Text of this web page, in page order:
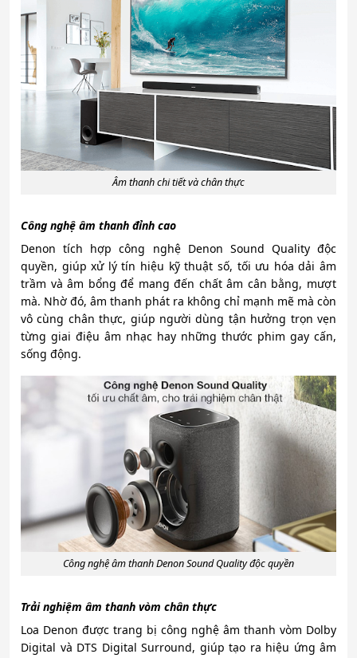
Âm thanh chi tiết và chân thực
Công nghệ âm thanh đỉnh cao
Denon tích hợp công nghệ Denon Sound Quality độc
quyền, giúp xử lý tín hiệu kỹ thuật số, tối ưu hóa dải âm
trầm và âm bổng để mang đến chất âm cân bằng, mượt
mà. Nhờ đó, âm thanh phát ra không chỉ mạnh mẽ mà còn
vô cùng chân thực, giúp người dùng tận hưởng trọn vẹn
từng giai điệu âm nhạc hay những thước phim gay cấn,
sống động.
Công nghệ âm thanh Denon Sound Quality độc quyền
Trải nghiệm âm thanh vòm chân thực
Loa Denon được trang bị công nghệ âm thanh vòm Dolby
Digital và DTS Digital Surround, giúp tạo ra hiệu ứng âm